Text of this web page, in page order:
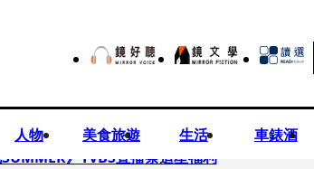
人物 美食旅遊 生活 車錶酒
》TVBS直播祭追星福利